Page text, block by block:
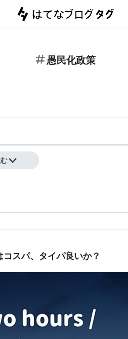
愚民化政策
スパ、タイパ良いか？